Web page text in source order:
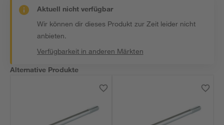
Aktuell nicht verfügbar
Wir können dir dieses Produkt zur Zeit leider nicht
anbieten.
Verfügbarkeit in anderen Märkten
Alternative Produkte